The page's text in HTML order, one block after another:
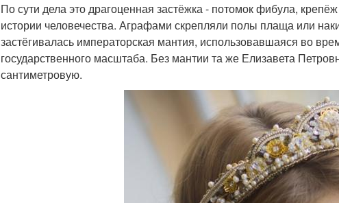
По сути дела это драгоценная застёжка - потомок фибула,
истории человечества. Аграфами скрепляли полы плаща или
застёгивалась императорская мантия, использовавшаяся во
государственного масштаба. Без мантии та же Елизавета
сантиметровую.